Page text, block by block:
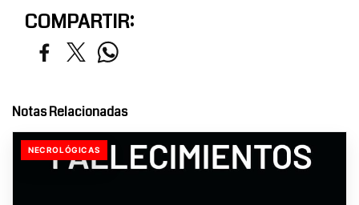
COMPARTIR:
Notas Relacionadas
NECROLÓGICAS